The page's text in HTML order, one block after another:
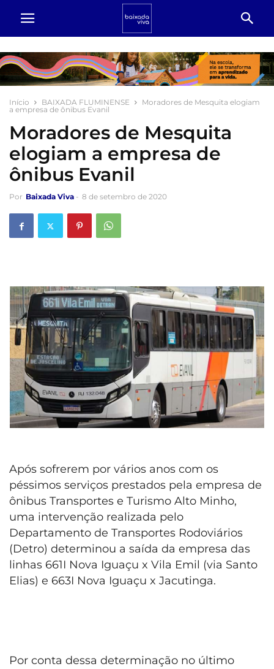
Início BAIXADA FLUMINENSE
Moradores de Mesquita elogiam
a empresa de ônibus Evanil
Moradores de Mesquita
elogiam a empresa de
ônibus Evanil
Por Baixada Viva - 8 de setembro de 2020
Após sofrerem por vários anos com os
péssimos serviços prestados pela empresa de
ônibus Transportes e Turismo Alto Minho,
uma intervenção realizada pelo
Departamento de Transportes Rodoviários
(Detro) determinou a saída da empresa das
linhas 661I Nova Iguaçu x Vila Emil (via Santo
Elias) e 663I Nova Iguaçu x Jacutinga.
Por conta dessa determinação no último